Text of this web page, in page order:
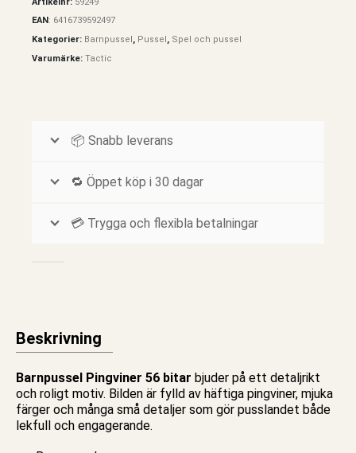
EAN : 6416739592497
Kategorier: Barnpussel, Pussel, Spel och pussel
Varumärke: Tactic
📦 Snabb leverans
🔁 Öppet köp i 30 dagar
💳 Trygga och flexibla betalningar
Beskrivning
Barnpussel Pingviner 56 bitar bjuder på ett detaljrikt
och roligt motiv. Bilden är fylld av häftiga pingviner, mjuka
färger och många små detaljer som gör pusslandet både
lekfull och engagerande.